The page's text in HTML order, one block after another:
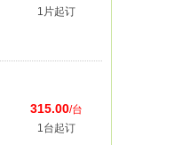
1片起订
315.00/台
1台起订